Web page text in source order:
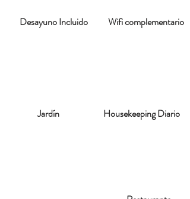
Desayuno Incluido Wifi complementario
Jardín Housekeeping Diario